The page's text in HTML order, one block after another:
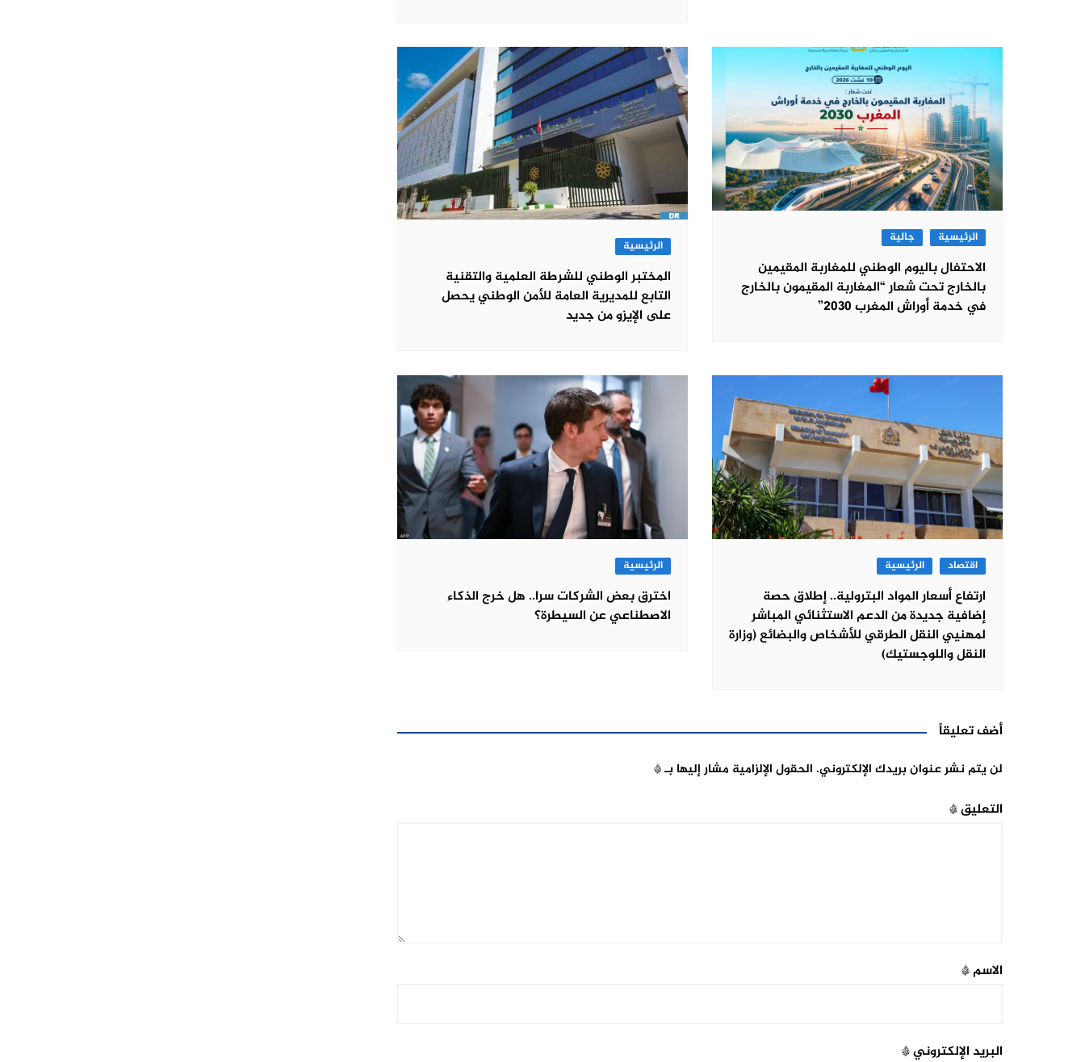
الرئيسية جالية
الاحتفال باليوم الوطني للمغاربة المقيمين
بالخارج تحت شعار “المغاربة المقيمون بالخارج
في خدمة أوراش المغرب 2030”
الرئيسية
المختبر الوطني للشرطة العلمية والتقنية
التابع للمديرية العامة للأمن الوطني يحصل
على الإيزو من جديد
اقتصاد الرئيسية
ارتفاع أسعار المواد البترولية.. إطلاق حصة
إضافية جديدة من الدعم الاستثنائي المباشر
لمهنيي النقل الطرقي للأشخاص والبضائع (وزارة
النقل واللوجستيك)
الرئيسية
اخترق بعض الشركات سرا.. هل خرج الذكاء
الاصطناعي عن السيطرة؟
أضف تعليقاً
لن يتم نشر عنوان بريدك الإلكتروني. الحقول الإلزامية مشار إليها بـ*
التعليق*
الاسم*
البريد الإلكتروني*